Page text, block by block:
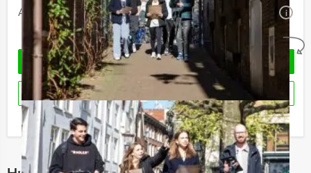
Aantal:
Minimaal 12 personen i
Geheel vrijblijvend
OFFERTE AANVRAGEN
Ik heb een vraag over dit uitje